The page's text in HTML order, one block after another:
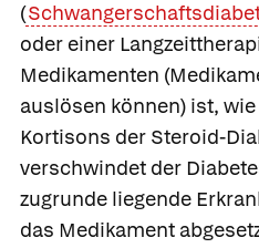
(
oder einer
Medikamenten
auslösen können) ist, wie
Kortisons der Steroid-
verschwindet der
zugrunde liegende
das Medikament